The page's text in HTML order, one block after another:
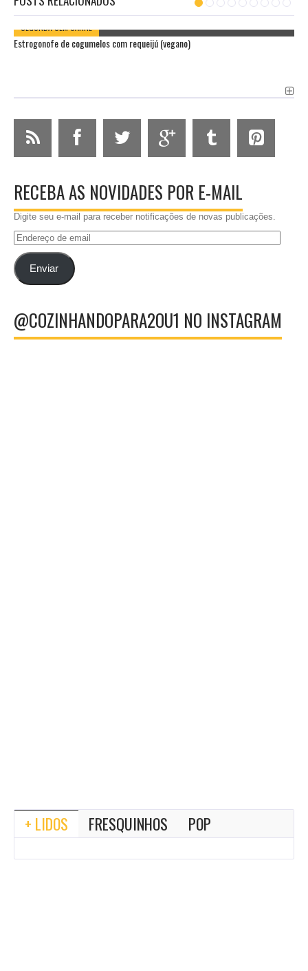
SEGUNDA SEM CARNE
Estrogonofe de cogumelos com requeijú (vegano)
RECEBA AS NOVIDADES POR E-MAIL
Digite seu e-mail para receber notificações de novas publicações.
Endereço
emailEnviar
@COZINHANDOPARA2OU1 NO INSTAGRAM
+ LIDOS FRESQUINHOS POP